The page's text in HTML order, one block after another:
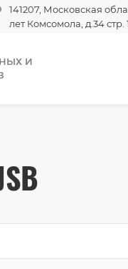
141207, Московская
лет Комсомола, д.34 стр.
И